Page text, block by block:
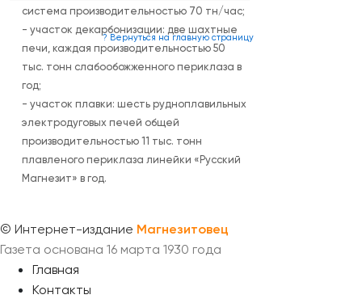
? Вернуться на главную страницу
система производительностью 70 тн/час;
- участок декарбонизации: две шахтные
печи, каждая производительностью 50
тыс. тонн слабообожженного периклаза в
год;
- участок плавки: шесть рудноплавильных
электродуговых печей общей
производительностью 11 тыс. тонн
плавленого периклаза линейки «Русский
Магнезит» в год.
© Интернет-издание Магнезитовец
Газета основана 16 марта 1930 года
Главная
Контакты